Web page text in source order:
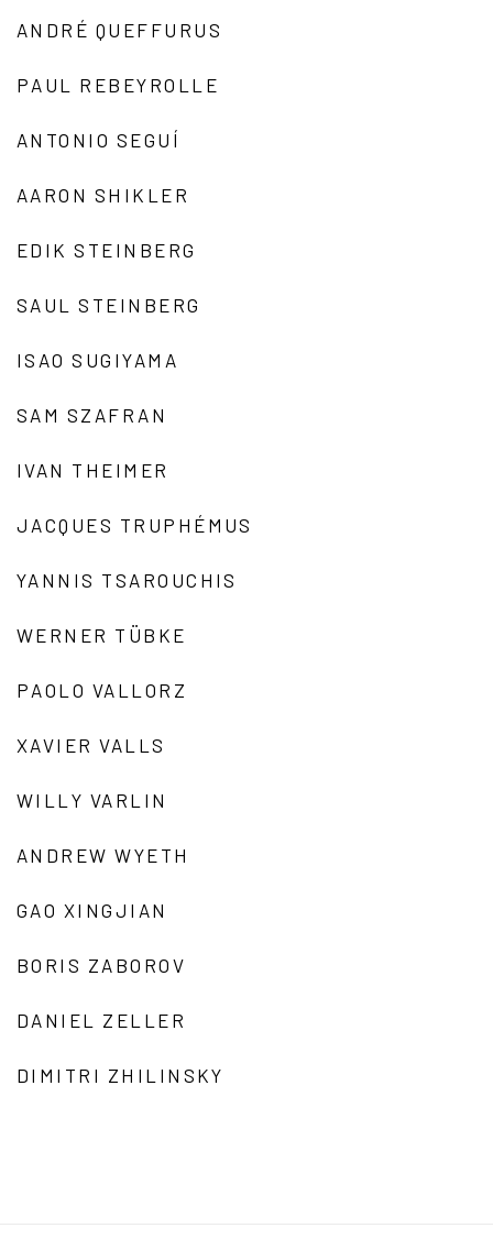
ANDRÉ QUEFFURUS
PAUL REBEYROLLE
ANTONIO SEGUÍ
AARON SHIKLER
EDIK STEINBERG
SAUL STEINBERG
ISAO SUGIYAMA
SAM SZAFRAN
IVAN THEIMER
JACQUES TRUPHÉMUS
YANNIS TSAROUCHIS
WERNER TÜBKE
PAOLO VALLORZ
XAVIER VALLS
WILLY VARLIN
ANDREW WYETH
GAO XINGJIAN
BORIS ZABOROV
DANIEL ZELLER
DIMITRI ZHILINSKY